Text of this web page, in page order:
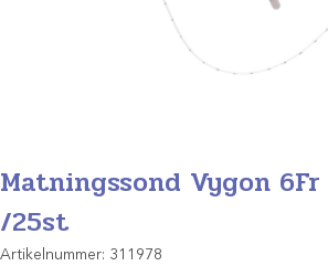
Matningssond Vygon
/25st
Artikelnummer: 311978